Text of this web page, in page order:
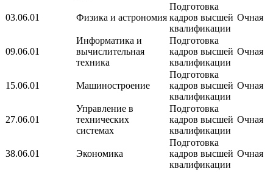
03.06.01 Физика и астрономия
Подготовка
кадров высшей
квалификации
Очная
09.06.01
Информатика и
вычислительная
техника
Подготовка
кадров высшей
квалификации
Очная
15.06.01 Машиностроение
Подготовка
кадров высшей
квалификации
Очная
27.06.01
Управление в
технических
системах
Подготовка
кадров высшей
квалификации
Очная
38.06.01 Экономика
Подготовка
кадров высшей
квалификации
Очная